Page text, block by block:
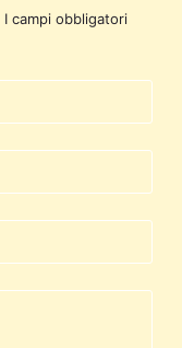
I campi obbligatori